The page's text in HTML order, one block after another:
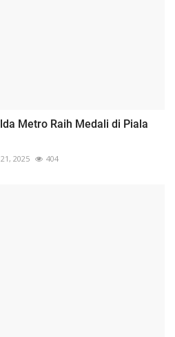
Metro Raih Medali di Piala
2025 404